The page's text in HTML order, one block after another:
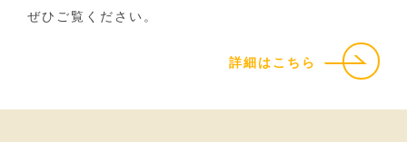
ぜひご覧ください。
詳細はこちら